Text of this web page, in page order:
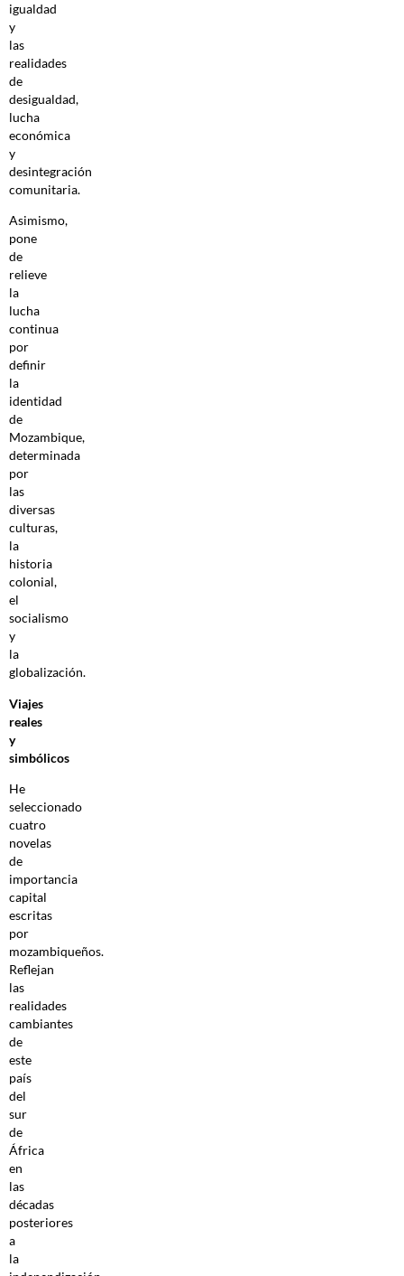
igualdad
y
las
realidades
de
desigualdad,
lucha
económica
y
desintegración
comunitaria.
Asimismo,
pone
de
relieve
la
lucha
continua
por
definir
la
identidad
de
Mozambique,
determinada
por
las
diversas
culturas,
la
historia
colonial,
el
socialismo
y
la
globalización.
Viajes
reales
y
simbólicos
He
seleccionado
cuatro
novelas
de
importancia
capital
escritas
por
mozambiqueños.
Reflejan
las
realidades
cambiantes
de
este
país
del
sur
de
África
en
las
décadas
posteriores
a
la